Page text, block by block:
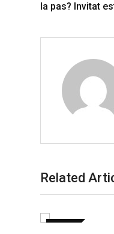
la pas? Invitat
Related